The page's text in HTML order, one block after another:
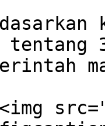
tentang